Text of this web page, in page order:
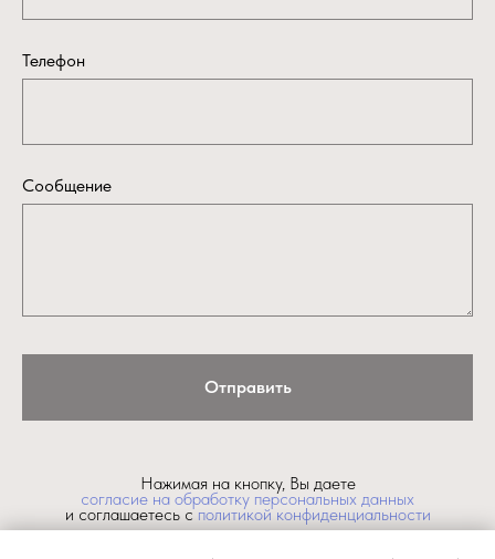
Телефон
Сообщение
Отправить
Нажимая на кнопку, Вы даете
согласие на обработку персональных данных
и соглашаетесь c политикой конфиденциальности